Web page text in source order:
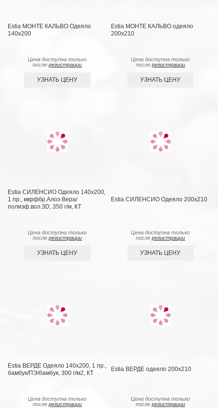
Estia МОНТЕ КАЛЬВО Одеяло
140х200
Цена доступна только
послерегистрации
УЗНАТЬ ЦЕНУ
Estia МОНТЕ КАЛЬВО одеяло
200х210
Цена доступна только
послерегистрации
УЗНАТЬ ЦЕНУ
Estia СИЛЕНСИО Одеяло 140х200,
1 пр., мкрфбр.Алоэ Вера/
полиэф.вол.3D, 350 г/м, КТ
Цена доступна только
послерегистрации
УЗНАТЬ ЦЕНУ
Estia СИЛЕНСИО Одеяло 200х210
Цена доступна только
послерегистрации
УЗНАТЬ ЦЕНУ
Estia ВЕРДЕ Одеяло 140х200, 1 пр.,
бамбук/ПЭ/бамбук, 300 г/м2, КТ
Цена доступна только
послерегистрации
Estia ВЕРДЕ одеяло 200х210
Цена доступна только
послерегистрации